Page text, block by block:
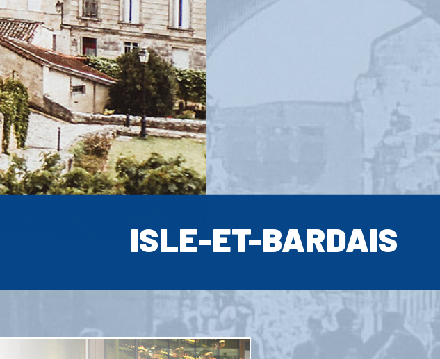
ISLE-ET-BARDAIS